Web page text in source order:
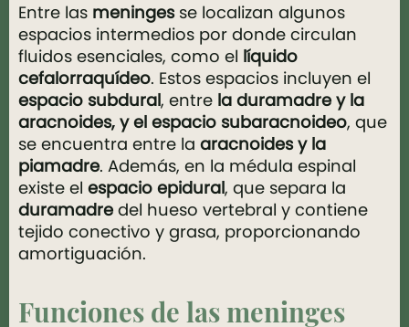
Entre las meninges se localizan algunos
espacios intermedios por donde circulan
fluidos esenciales, como el líquido
cefalorraquídeo. Estos espacios incluyen el
espacio subdural, entre la duramadre y la
aracnoides, y el espacio subaracnoideo, que
se encuentra entre la aracnoides y la
piamadre. Además, en la médula espinal
existe el espacio epidural, que separa la
duramadre del hueso vertebral y contiene
tejido conectivo y grasa, proporcionando
amortiguación.
Funciones de las meninges